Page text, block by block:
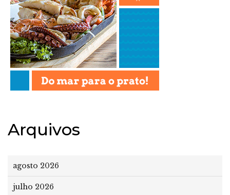
Arquivos
agosto 2026
julho 2026